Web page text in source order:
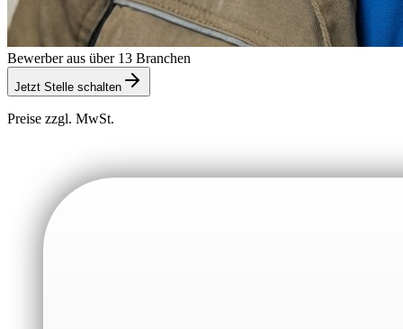
Bewerber aus über 13 Branchen
Jetzt Stelle schalten
Preise zzgl. MwSt.